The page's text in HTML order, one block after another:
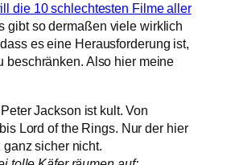
die 10 schlechtesten Filme aller
gibt so dermaßen viele wirklich
es eine Herausforderung ist,
beschränken. Also hier meine
Peter Jackson ist kult. Von
Lord of the Rings. Nur der hier
ganz sicher nicht.